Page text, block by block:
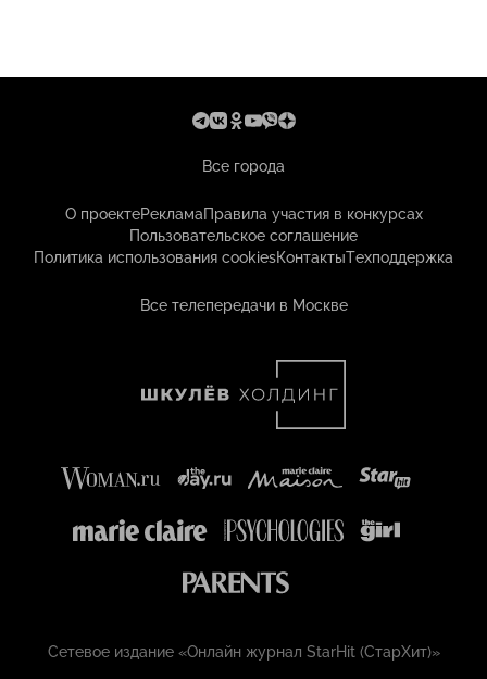
Все города
О проектеРекламаПравила участия в конкурсах
Пользовательское соглашение
Политика использования cookiesКонтактыТехподдержка
Все телепередачи в Москве
Сетевое издание «Онлайн журнал StarHit (СтарХит)»